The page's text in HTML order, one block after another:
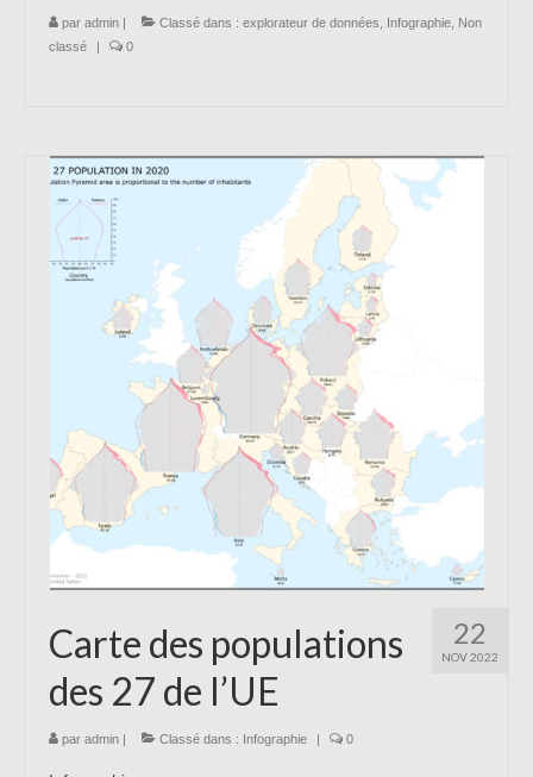
par admin Classé dans : explorateur de données Infographie
Non
classé
0
22
NOV 2022
Carte des populations
des 27 de l’UE
par admin Classé dans : Infographie 0